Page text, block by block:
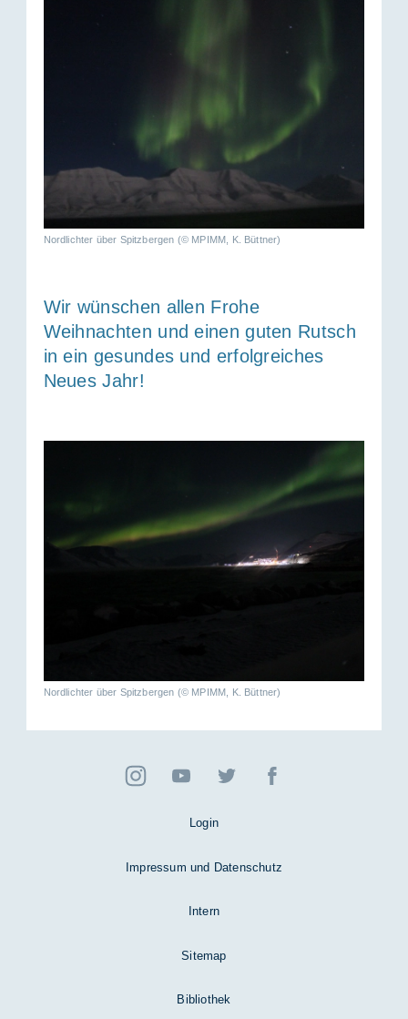
Nordlichter über Spitzbergen (© MPIMM, K. Büttner)
Wir wünschen allen Frohe
Weihnachten und einen guten Rutsch
in ein gesundes und erfolgreiches
Neues Jahr!
Nordlichter über Spitzbergen (© MPIMM, K. Büttner)
Login
Impressum und Datenschutz
Intern
Sitemap
Bibliothek